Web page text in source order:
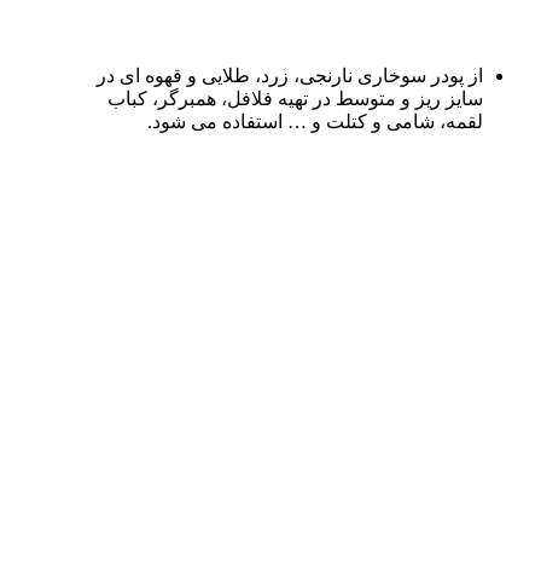
از پودر سوخاری نارنجی، زرد، طلایی و قهوه ای در
سایز ریز و متوسط در تهیه فلافل، همبرگر، کباب
لقمه، شامی و کتلت و … استفاده می شود.